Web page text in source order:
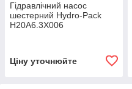
Гідравлічний насос
шестерний Hydro-Pack
H20A6.3X006
Ціну уточнюйте